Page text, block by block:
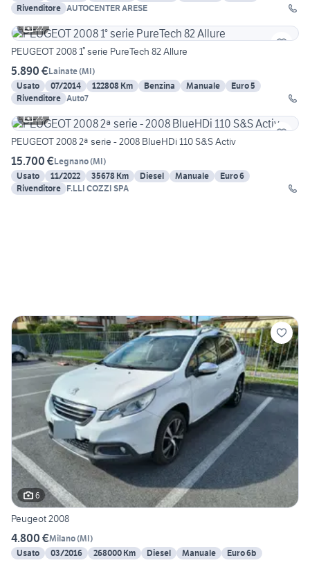
Rivenditore AUTOCENTER ARESE
22
PEUGEOT 2008 1° serie PureTech 82 Allure
5.890 €Lainate(MI)
Usato
07/2014 122808 Km Benzina Manuale
Euro 5
Rivenditore Auto7
23
PEUGEOT 2008 2ª serie - 2008 BlueHDi 110 S&S Activ
15.700 €Legnano(MI)
Usato
11/2022 35678 Km Diesel Manuale
Euro 6
Rivenditore F.LLI COZZI SPA
6
Peugeot 2008
4.800 €Milano(MI)
Usato
03/2016 268000 Km Diesel Manuale
Euro 6b